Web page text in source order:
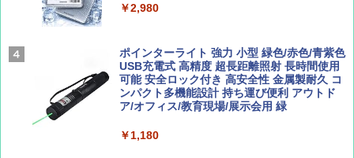
AIRLINE（エアライン）2026年9月号【特
集】ボーイング110周年を祝して！
￥1,760
新しい日本地理 地図・統計・移動から読み
解く (講談社現代新書)
￥1,540
ーティング フルクローズ メッシュ 3-4人用
簡単設置 ポップアップテント エクルベージ
ュ(BC仕様) PATC-150B(EB)
￥9,990
￥2,980
ポインターライト 強力 小型 緑色/赤色/青紫色
USB充電式 高精度 超長距離照射 長時間使用
可能 安全ロック付き 高安全性 金属製耐久 コ
ンパクト多機能設計 持ち運び便利 アウトド
ア/オフィス/教育現場/展示会用 緑
￥1,180